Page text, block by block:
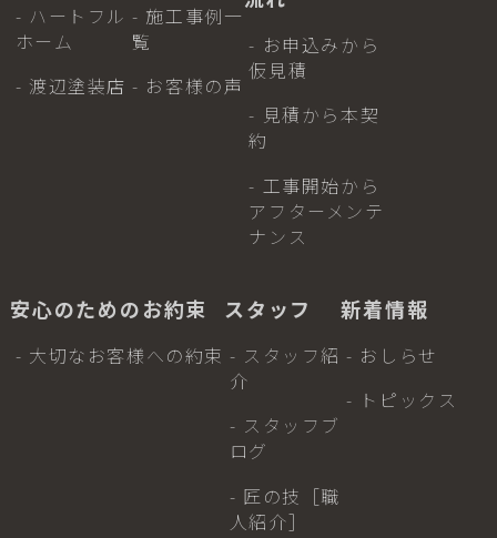
- ハートフル
ホーム
- 渡辺塗装店
- 施工事例一
覧
- お客様の声
- お申込みから
仮見積
- 見積から本契
約
- 工事開始から
アフターメンテ
ナンス
安心のためのお約束
- 大切なお客様への約束
スタッフ
- スタッフ紹
介
- スタッフブ
ログ
- 匠の技［職
人紹介］
新着情報
- おしらせ
- トピックス